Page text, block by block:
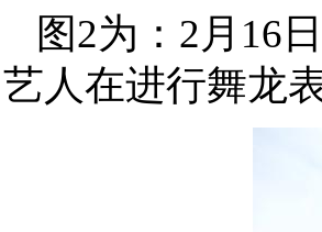
图2为：2月16
艺人在进行舞龙表